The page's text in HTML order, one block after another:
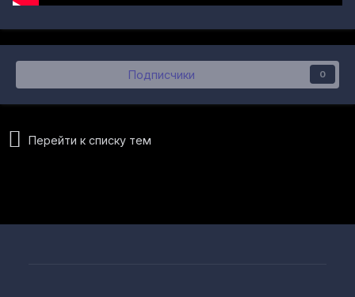
Подписчики 0
Перейти к списку тем